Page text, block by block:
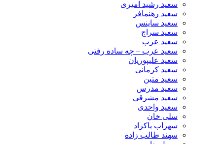
سعید رشید امیری
سعید رهنمافر
سعید ساینس
سعید سراج
سعید عرب
سعید عرب – چه ساده رفتی
سعید علیپوریان
سعید کرمانی
سعید متین
سعید مدرس
سعید مشرقی
سعید واحدی
سلی خان
سهراب پاکزاد
سهند طالب زاده